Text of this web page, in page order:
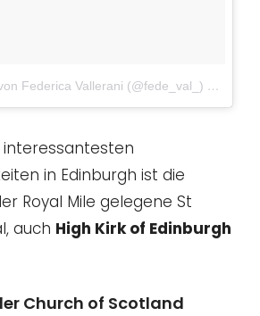
Federica Vallerani (@fede_val_)
interessantesten
in Edinburgh ist die
Royal Mile gelegene St
auch High Kirk of Edinburgh
Church of Scotland